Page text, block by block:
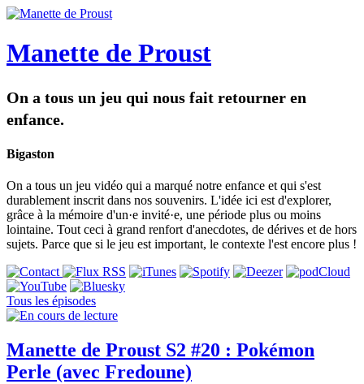
Manette de Proust
On a tous un jeu qui nous fait retourner en
enfance.
Bigaston
On a tous un jeu vidéo qui a marqué notre enfance et qui s'est
durablement inscrit dans nos souvenirs. L'idée ici est d'explorer,
grâce à la mémoire d'un·e invité·e, une période plus ou moins
lointaine. Tout ceci à grand renfort d'anecdotes, de dérives et de hors
sujets. Parce que si le jeu est important, le contexte l'est encore plus !
Tous les épisodes
Manette de Proust S2 #20 : Pokémon
Perle (avec Fredoune)